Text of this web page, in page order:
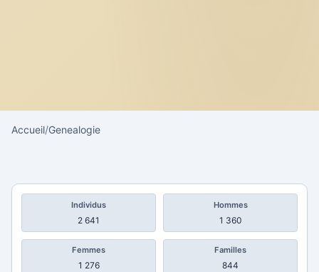
Accueil/Genealogie
Individus
2 641
Hommes
1 360
Femmes
1 276
Familles
844